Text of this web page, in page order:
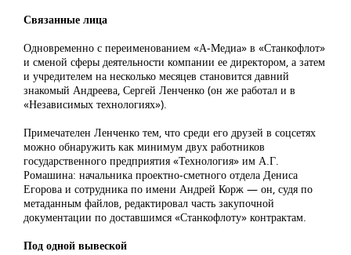
Связанные лица
Одновременно с переименованием «А-Медиа» в «Станкофлот»
и сменой сферы деятельности компании ее директором, а затем
и учредителем на несколько месяцев становится давний
знакомый Андреева, Сергей Ленченко (он же работал и в
«Независимых технологиях»).
Примечателен Ленченко тем, что среди его друзей в соцсетях
можно обнаружить как минимум двух работников
государственного предприятия «Технология» им А.Г.
Ромашина: начальника проектно-сметного отдела Дениса
Егорова и сотрудника по имени Андрей Корж — он, судя по
метаданным файлов, редактировал часть закупочной
документации по доставшимся «Станкофлоту» контрактам.
Под одной вывеской